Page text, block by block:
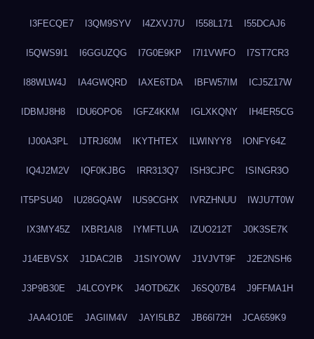
I3FECQE7 I3QM9SYV I4ZXVJ7U I558L171 I55DCAJ6
I5QWS9I1 I6GGUZQG I7G0E9KP I7I1VWFO I7ST7CR3
I88WLW4J IA4GWQRD IAXE6TDA IBFW57IM ICJ5Z17W
IDBMJ8H8 IDU6OPO6 IGFZ4KKM IGLXKQNY IH4ER5CG
IJ00A3PL IJTRJ60M IKYTHTEX ILWINYY8 IONFY64Z
IQ4J2M2V IQF0KJBG IRR313Q7 ISH3CJPC ISINGR3O
IT5PSU40 IU28GQAW IUS9CGHX IVRZHNUU IWJU7T0W
IX3MY45Z IXBR1AI8 IYMFTLUA IZUO212T J0K3SE7K
J14EBVSX J1DAC2IB J1SIYOWV J1VJVT9F J2E2NSH6
J3P9B30E J4LCOYPK J4OTD6ZK J6SQ07B4 J9FFMA1H
JAA4O10E JAGIIM4V JAYI5LBZ JB66I72H JCA659K9